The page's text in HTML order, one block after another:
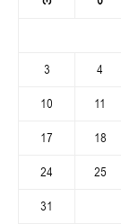
3
4
10
11
17
18
24
25
31